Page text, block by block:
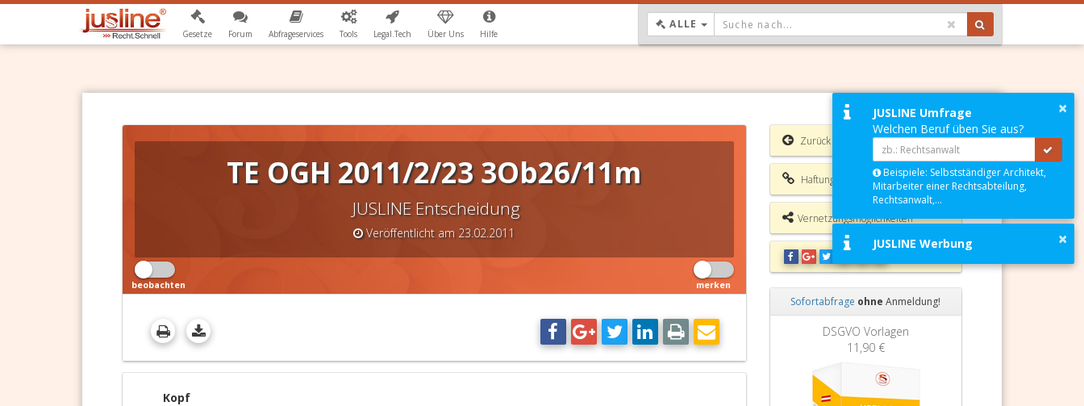
Gesetze Forum Abfrageservices Tools Legal.Tech Über Uns Hilfe
ALLE DROPDOWN: GEWÄHLTER WERT IST ALLE
TE OGH 2011/2/23 3Ob26/11m
JUSLINE Entscheidung
Veröffentlicht am 23.02.2011
beobachten merken
Kopf
Zurück
Haftungsausschluss
Vernetzungsmöglichkeiten
Sofortabfrage ohne Anmeldung!
DSGVO Vorlagen
11,90 €
Grundbuchauszug
11,90 €
Zurück
×
JUSLINE Umfrage
Welchen Beruf üben Sie aus?
Beispiele: Selbstständiger Architekt,
Mitarbeiter einer Rechtsabteilung,
Rechtsanwalt,...
×
JUSLINE Werbung